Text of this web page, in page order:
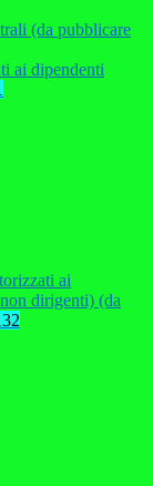
(da pubblicare
ai dipendenti
ai
dirigenti) (da